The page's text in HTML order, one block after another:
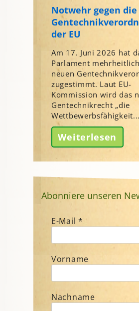
Notwehr gegen
der EU
Am 17. Juni 2026 hat
Parlament
neuen
zugestimmt. Laut EU-
Kommission wird das
Gentechnikrecht „die
Wettbewerbsfähigkeit...
Weiterlesen
Abonniere unseren
E-Mail *
Vorname
Nachname